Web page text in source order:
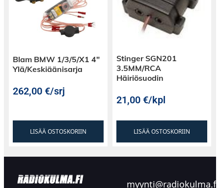
Blam BMW 1/3/5/X1 4″
Ylä/Keskiäänisarja
262,00€/srj
LISÄÄ OSTOSKORIIN
Stinger SGN201
3.5MM/RCA
Häiriösuodin
21,00€/kpl
LISÄÄ OSTOSKORIIN
myynti@radiokulma.fi